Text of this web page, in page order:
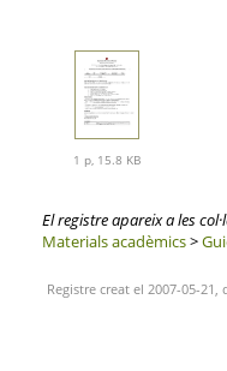
1 p, 15.8 KB
El registre apareix a les
Materials acadèmics>
Registre creat el 2007-05-